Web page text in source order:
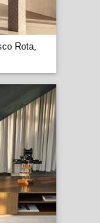
Rota,